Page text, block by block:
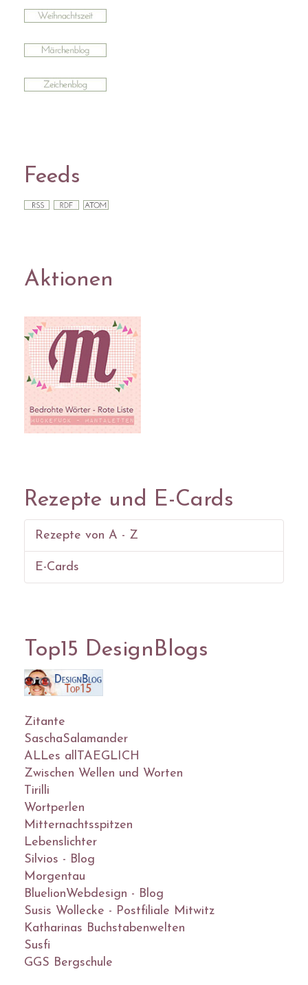
Feeds
Aktionen
Rezepte und E-Cards
Rezepte von A - Z
E-Cards
Top15 DesignBlogs
Zitante
SaschaSalamander
ALLes allTAEGLICH
Zwischen Wellen und Worten
Tirilli
Wortperlen
Mitternachtsspitzen
Lebenslichter
Silvios - Blog
Morgentau
BluelionWebdesign - Blog
Susis Wollecke - Postfiliale Mitwitz
Katharinas Buchstabenwelten
Susfi
GGS Bergschule